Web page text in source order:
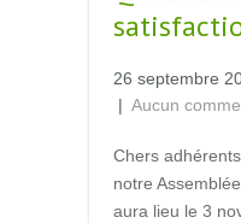
26 septembre
| Aucun
Chers
notre
aura lieu le 3